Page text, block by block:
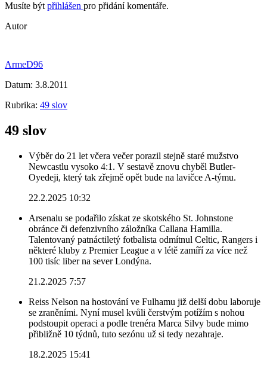
Musíte být přihlášen pro přidání komentáře.
Autor
ArmeD96
Datum: 3.8.2011
Rubrika: 49 slov
49 slov
Výběr do 21 let včera večer porazil stejně staré mužstvo
Newcastlu vysoko 4:1. V sestavě znovu chyběl Butler-
Oyedeji, který tak zřejmě opět bude na lavičce A-týmu.
22.2.2025 10:32
Arsenalu se podařilo získat ze skotského St. Johnstone
obránce či defenzivního záložníka Callana Hamilla.
Talentovaný patnáctiletý fotbalista odmítnul Celtic, Rangers i
některé kluby z Premier League a v létě zamíří za více než
100 tisíc liber na sever Londýna.
21.2.2025 7:57
Reiss Nelson na hostování ve Fulhamu již delší dobu laboruje
se zraněními. Nyní musel kvůli čerstvým potížím s nohou
podstoupit operaci a podle trenéra Marca Silvy bude mimo
přibližně 10 týdnů, tuto sezónu už si tedy nezahraje.
18.2.2025 15:41